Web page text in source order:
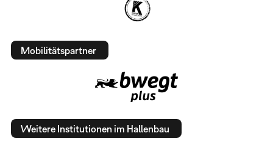
Mobilitätspartner
Weitere Institutionen im Hallenbau